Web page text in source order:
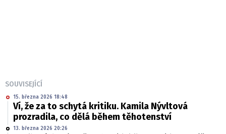
SOUVISEJÍCÍ
15. března 2026 18:48
Ví, že za to schytá kritiku. Kamila Nývltová
prozradila, co dělá během těhotenství
13. března 2026 20:26